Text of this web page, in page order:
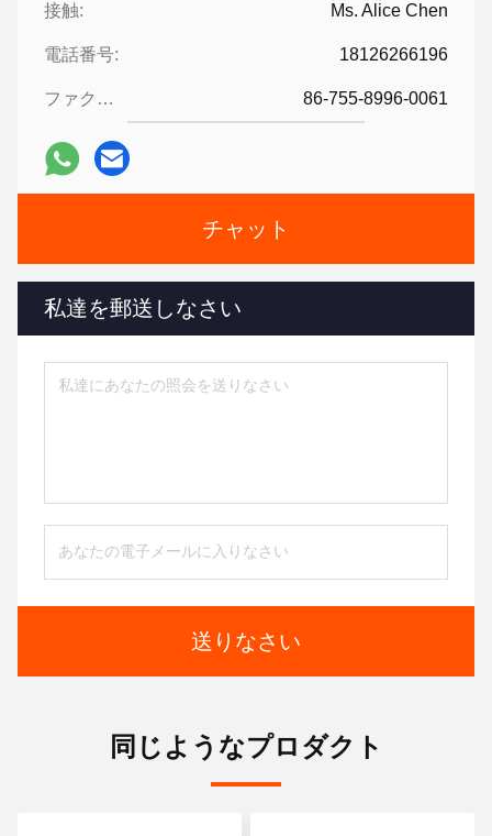
接触: Ms. Alice Chen
電話番号: 18126266196
ファクシミリ: 86-755-8996-0061
チャット
私達を郵送しなさい
送りなさい
同じようなプロダクト